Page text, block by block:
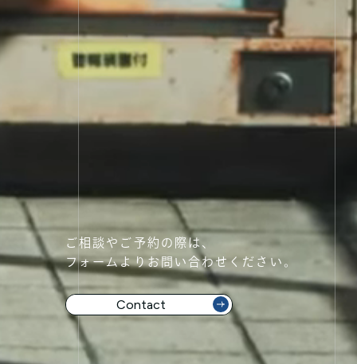
ご相談やご予約の際は、
フォームよりお問い合わせください。
Contact
Contact 👉
Contact 👉 Contact 👉